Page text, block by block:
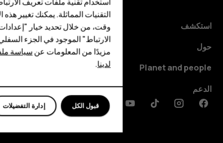
HMD Terra M
HMD DUB
HMD Watch
للأعمال
استكشف
حول
Planet and people
الدعم
Facebook
Instagram
Tiktok
Youtube
Linkedin
Discord
التقنيات المماثلة. يمكنك تغيير
وقت، من خلال تحديد خيار
الارتباط" الموجود في الجزء
مزيدًا من المعلومات عنسياسة
لدينا.
إدارة التفضيلات قبول الكل